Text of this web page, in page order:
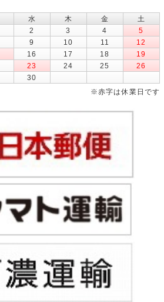
水 木 金
土
2 3 4
5
9 10 11
12
16 17 18
19
23 24 25
26
30
※赤字は休業日です